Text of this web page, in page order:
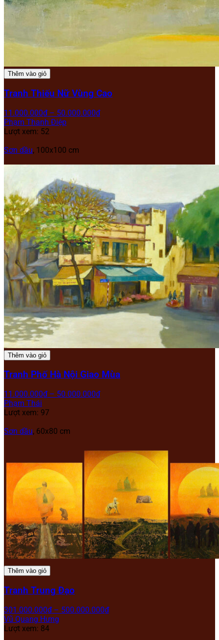
Thêm vào giỏ
Tranh Thiếu Nữ Vùng Cao
11.000.000₫ – 50.000.000₫
Phạm Thanh Điệp
Lượt xem: 52
Sơn dầu, 100x100 cm
Thêm vào giỏ
Tranh Phố Hà Nội Giao Mùa
11.000.000₫ – 50.000.000₫
Phạm Thái
Lượt xem: 97
Sơn dầu, 60x80 cm
Thêm vào giỏ
Tranh Trung Đạo
301.000.000₫ – 500.000.000₫
Vũ Quang Hưng
Lượt xem: 84